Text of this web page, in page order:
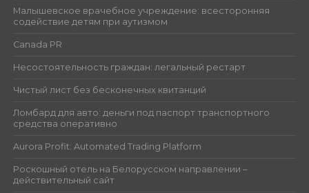
Малышевское врачебное учреждение: всесторонняя
содействие детям при аутизмом
Canada PR
Несостоятельность граждан: легальный рестарт
Чистый лист без бесконечных квитанций
Ломбард для авто: деньги под паспорт транспортного
средства оперативно
Aurora Profit: Automated Trading Platform
Роскошный отель на Белорусском направлении –
действительный сайт